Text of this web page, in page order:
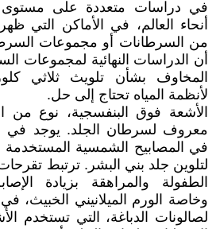
في دراسات متعددة على مستوى
أنحاء العالم، في الأماكن التي
من السرطانات أو مجموعات
أن الدراسات النهائية لمجموعات
لأنظمة المياه تحتاج إلى حل.
الأشعة فوق البنفسجية، نوع
معروف لسرطان الجلد. يوجد
في المصابيح الشمسية المستخدمة
لتلوين جلد بني البشر. ترتبط
الطفولة والمراهقة بزيادة
وخاصة الورم الميلانيني الخبيث،
لصالونات الدباغة، التي تستخدم